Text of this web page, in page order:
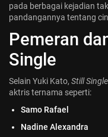
pada berbagai kejadian
pandangannya tentang
Pemeran
Single
Selain Yuki Kato, Still Single
aktris ternama seperti:
Samo Rafael
Nadine Alexandra